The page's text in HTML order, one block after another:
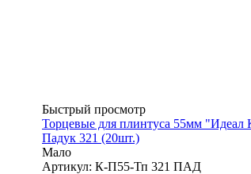
Быстрый просмотр
Торцевые для плинтуса 55мм "Идеал
Падук 321 (20шт.)
Мало
Артикул: К-П55-Тп 321 ПАД